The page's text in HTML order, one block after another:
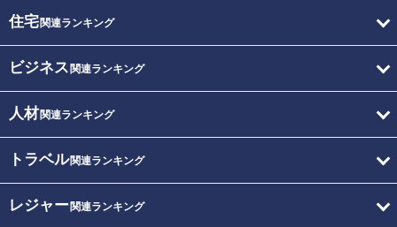
住宅関連ランキング
ビジネス 関連ランキング
人材関連ランキング
トラベル関連ランキング
レジャー関連ランキング